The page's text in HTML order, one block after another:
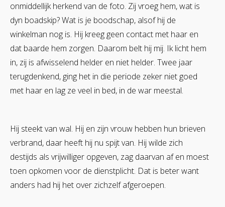
onmiddellijk herkend van de foto. Zij vroeg hem, wat is
dyn boadskip? Wat is je boodschap, alsof hij de
winkelman nog is. Hij kreeg geen contact met haar en
dat baarde hem zorgen. Daarom belt hij mij. Ik licht hem
in, zij is afwisselend helder en niet helder. Twee jaar
terugdenkend, ging het in die periode zeker niet goed
met haar en lag ze veel in bed, in de war meestal.
Hij steekt van wal. Hij en zijn vrouw hebben hun brieven
verbrand, daar heeft hij nu spijt van. Hij wilde zich
destijds als vrijwilliger opgeven, zag daarvan af en moest
toen opkomen voor de dienstplicht. Dat is beter want
anders had hij het over zichzelf afgeroepen.